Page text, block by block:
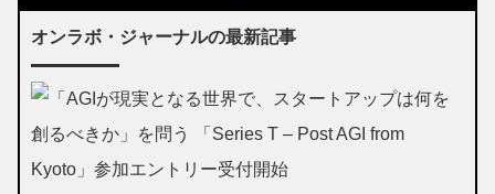
オンラボ・ジャーナルの最新記事